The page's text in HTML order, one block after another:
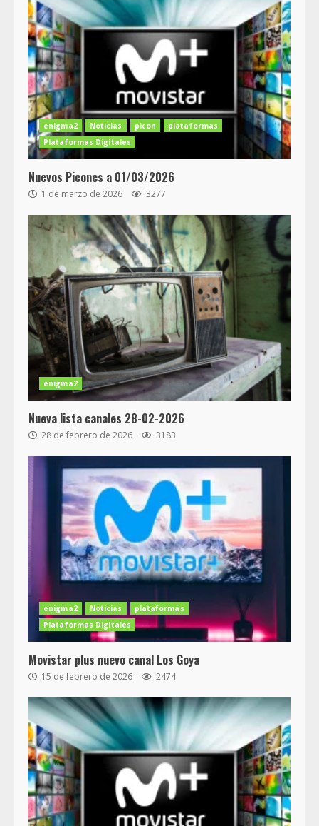
enigma2 Noticias picon
plataformas
Plataformas Digitales
Nuevos Picones a 01/03/2026
1 de marzo de 2026 3277
enigma2
Nueva lista canales 28-02-2026
28 de febrero de 2026 3183
enigma2 Noticias
plataformas
Plataformas Digitales
Movistar plus nuevo canal Los Goya
15 de febrero de 2026 2474